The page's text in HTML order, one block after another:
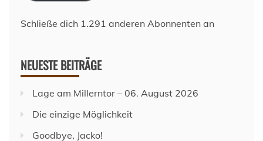
Schließe dich 1.291 anderen Abonnenten an
NEUESTE BEITRÄGE
Lage am Millerntor – 06. August 2026
Die einzige Möglichkeit
Goodbye, Jacko!